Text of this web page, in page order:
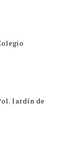
Jardín de